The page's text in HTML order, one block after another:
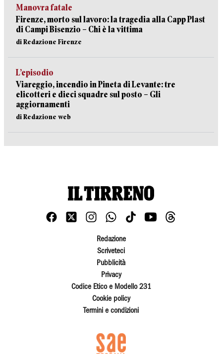
Manovra fatale
Firenze, morto sul lavoro: la tragedia alla Capp Plast
di Campi Bisenzio – Chi è la vittima
di Redazione Firenze
L’episodio
Viareggio, incendio in Pineta di Levante: tre
elicotteri e dieci squadre sul posto – Gli
aggiornamenti
di Redazione web
Redazione
Scriveteci
Pubblicità
Privacy
Codice Etico e Modello 231
Cookie policy
Termini e condizioni